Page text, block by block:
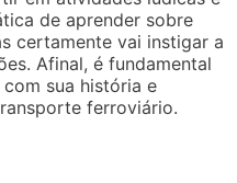
de aprender sobre
certamente vai instigar a
Afinal, é fundamental
sua história e
ferroviário.